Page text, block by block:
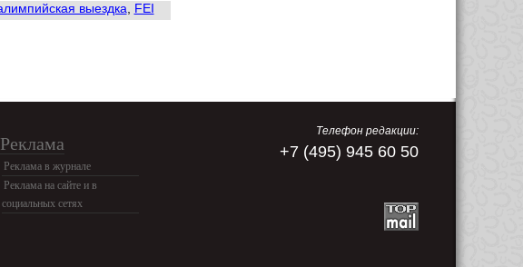
выездка FEI
Реклама
Реклама в журнале
Реклама на сайте и в
социальных сетях
Телефон редакции:
+7 (495) 945 60 50